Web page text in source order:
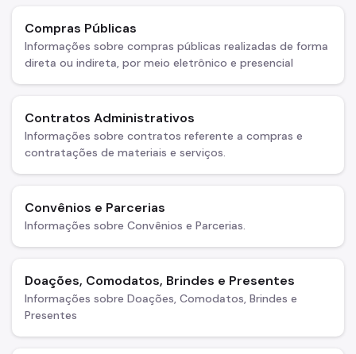
Compras Públicas
Informações sobre compras públicas realizadas de forma
direta ou indireta, por meio eletrônico e presencial
Contratos Administrativos
Informações sobre contratos referente a compras e
contratações de materiais e serviços.
Convênios e Parcerias
Informações sobre Convênios e Parcerias.
Doações, Comodatos, Brindes e Presentes
Informações sobre Doações, Comodatos, Brindes e
Presentes